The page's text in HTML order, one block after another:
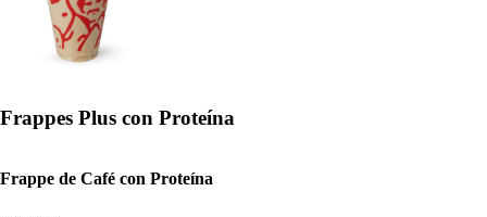
Frappes Plus con Proteína
Frappe de Café con Proteína